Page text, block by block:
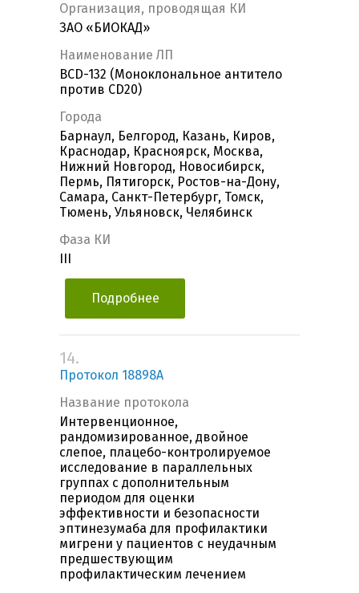
Организация, проводящая КИ
ЗАО «БИОКАД»
Наименование ЛП
BCD-132 (Моноклональное антитело
против СD20)
Города
Барнаул, Белгород, Казань, Киров,
Краснодар, Красноярск, Москва,
Нижний Новгород, Новосибирск,
Пермь, Пятигорск, Ростов-на-Дону,
Самара, Санкт-Петербург, Томск,
Тюмень, Ульяновск, Челябинск
Фаза КИ
Подробнее
14.
Протокол 18898A
Название протокола
Интервенционное,
рандомизированное, двойное
слепое, плацебо-контролируемое
исследование в параллельных
группах с дополнительным
периодом для оценки
эффективности и безопасности
эптинезумаба для профилактики
мигрени у пациентов с неудачным
предшествующим
профилактическим лечением